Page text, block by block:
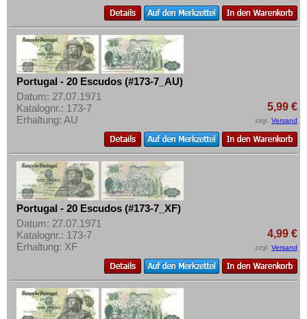
Portugal - 20 Escudos (#173-7_AU)
Datum: 27.07.1971
Katalognr.: 173-7
Erhaltung: AU
5,99 €
zzgl. Versand
Portugal - 20 Escudos (#173-7_XF)
Datum: 27.07.1971
Katalognr.: 173-7
Erhaltung: XF
4,99 €
zzgl. Versand